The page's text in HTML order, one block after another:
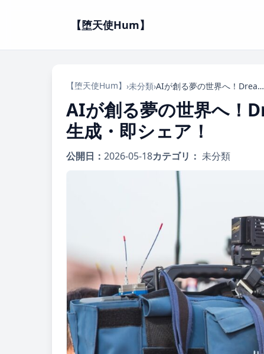
【堕天使Hum】
【堕天使Hum】 ›未分類› AIが創る夢の世界へ！DreamCoreゲームを自然言語で瞬速生成・即シェア！
AIが創る夢の世界へ！
生成・即シェア！
公開日： 2026-05-18カテゴリ： 未分類